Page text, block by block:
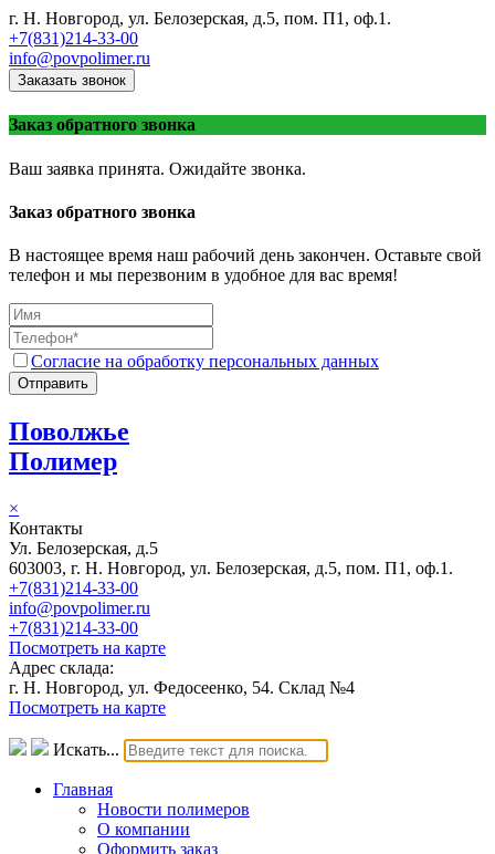
г. Н. Новгород, ул. Белозерская, д.5, пом. П1, оф.1.
+7(831)214-33-00
info@povpolimer.ru
Заказать звонок
Заказ обратного звонка
Ваш заявка принята. Ожидайте звонка.
Заказ обратного звонка
В настоящее время наш рабочий день закончен. Оставьте свой
телефон и мы перезвоним в удобное для вас время!
Согласие на обработку персональных данных
Отправить
Поволжье
Полимер
×
Контакты
Ул. Белозерская, д.5
603003, г. Н. Новгород, ул. Белозерская, д.5, пом. П1, оф.1.
+7(831)214-33-00
info@povpolimer.ru
+7(831)214-33-00
Посмотреть на карте
Адрес склада:
г. Н. Новгород, ул. Федосеенко, 54. Склад №4
Посмотреть на карте
Искать...
Главная
Новости полимеров
О компании
Оформить заказ